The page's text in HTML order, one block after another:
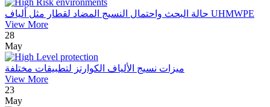
حالة البحث واحتمال النسيج المضاد لقطار مثل ألياف UHMWPE
View More
28
May
ميزات نسيج الألياف الكوارتز لتطبيقات مختلفة
View More
23
May